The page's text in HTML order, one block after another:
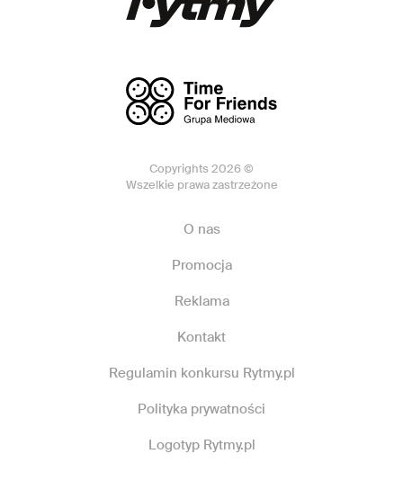
Copyrights 2026 ©
Wszelkie prawa zastrzeżone
O nas
Promocja
Reklama
Kontakt
Regulamin konkursu Rytmy.pl
Polityka prywatności
Logotyp Rytmy.pl